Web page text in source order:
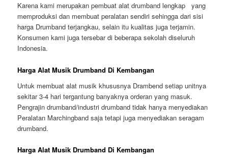
Karena kami merupakan pembuat alat drumband lengkap yang
memproduksi dan membuat peralatan sendiri sehingga dari sisi
harga Drumband terjangkau, selain itu kualitas juga terjamin.
Konsumen kami juga tersebar di beberapa sekolah diseluruh
Indonesia.
Harga Alat Musik Drumband Di Kembangan
Untuk membuat alat musik khususnya Drambend setiap unitnya
sekitar 3-4 hari tergantung banyaknya orderan yang masuk.
Pengrajin drumband/industri drumband tidak hanya menyediakan
Peralatan Marchingband saja tetapi juga menyediakan seragam
drumband.
Harga Alat Musik Drumband Di Kembangan